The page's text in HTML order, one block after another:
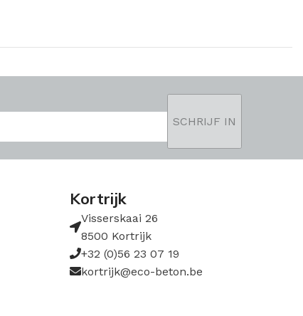
Kortrijk
Visserskaai 26
8500 Kortrijk
+32 (0)56 23 07 19
kortrijk@eco-beton.be